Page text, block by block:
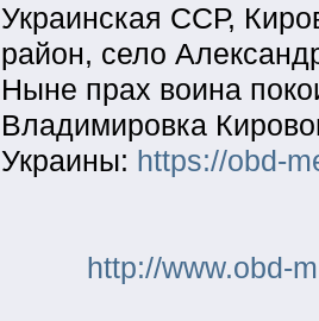
Украинская ССР,
район, село
Ныне прах воина
Владимировка
Украины: https://obd-
http://www.obd-